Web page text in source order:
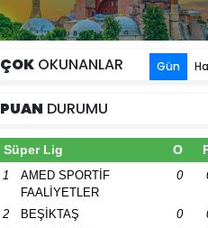
ÇOK OKUNANLAR Gün
PUAN DURUMU
Süper Lig O
1
AMED SPORTİF
FAALİYETLER
0
2 BEŞİKTAŞ 0